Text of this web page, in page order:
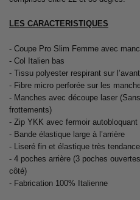
LES CARACTERISTIQUES
- Coupe Pro Slim Femme avec
- Col Italien bas
- Tissu polyester respirant sur
- Fibre micro perforée sur les
- Manches avec découpe laser
frottements)
- Zip YKK avec fermoir autobloquant
- Bande élastique large à l’arrière
- Liseré fin et élastique très
- 4 poches arrière (3 poches
côté)
- Fabrication 100% Italienne